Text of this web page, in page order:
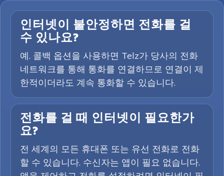
인터넷이 불안정하면 전화를 걸
수 있나요?
예. 콜백 옵션을 사용하면 Telz가 당사의 전화
네트워크를 통해 통화를 연결하므로 연결이 제
한적이더라도 계속 통화할 수 있습니다.
전화를 걸 때 인터넷이 필요한가
요?
전 세계의 모든 휴대폰 또는 유선 전화로 전화
할 수 있습니다. 수신자는 앱이 필요 없습니다.